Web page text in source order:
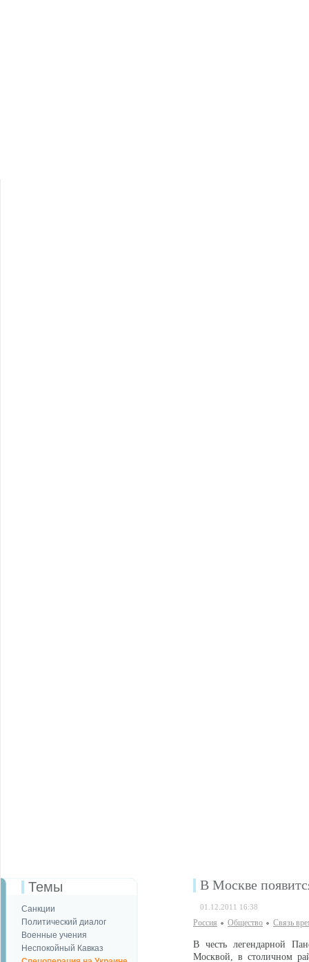
Темы
Санкции
Политический диалог
Военные учения
Неспокойный Кавказ
В Москве
01.12.2011 16:38
Россия Общество Связь
В честь легендарной
Москвой, в столичном